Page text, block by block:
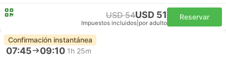
USD 54USD 51
Impuestos incluidos por adulto
Reservar
Confirmación instantánea
07:45 09:10 1h 25m